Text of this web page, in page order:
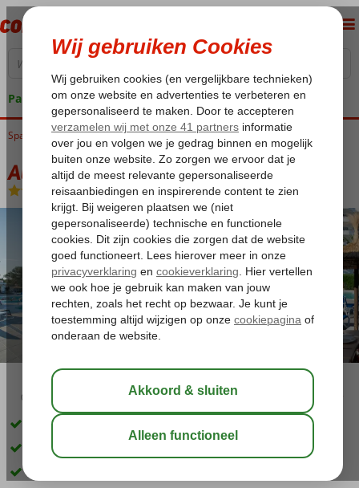
Pakketgarantie
Home
Spanje Balearen Mallorca Alcudia Alcudia Beach Aparthotel
Alcudia Beach Aparthotel
Logies-Aparthotel
02:30 aug 30°C
Op slechts 350 m. van het strand
Zwembad omringd met palmbomen